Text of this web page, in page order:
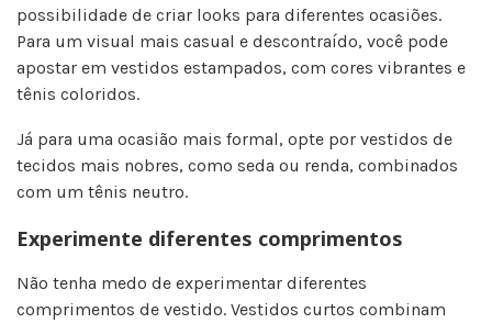
possibilidade de criar looks para diferentes ocasiões.
Para um visual mais casual e descontraído, você pode
apostar em vestidos estampados, com cores vibrantes e
tênis coloridos.
Já para uma ocasião mais formal, opte por vestidos de
tecidos mais nobres, como seda ou renda, combinados
com um tênis neutro.
Experimente diferentes comprimentos
Não tenha medo de experimentar diferentes
comprimentos de vestido. Vestidos curtos combinam